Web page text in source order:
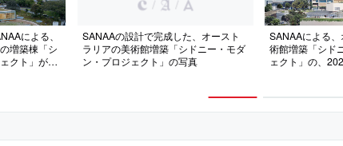
による、
増築棟「シ
クト」が完
ュームが傾
案。約
SANAAの設計で完成した、オースト
ラリアの美術館増築「シドニー・モダ
ン・プロジェクト」の写真
SANAAによる
術館増築「シド
ェクト」の、